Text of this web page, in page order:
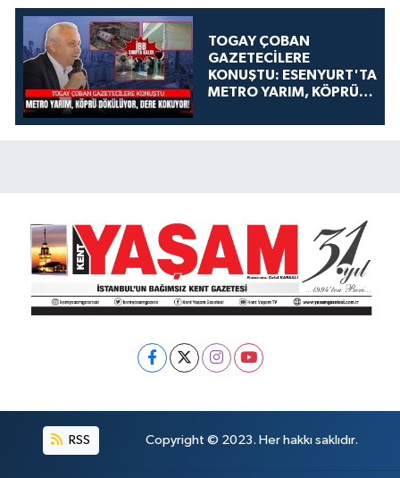
TOGAY ÇOBAN
GAZETECİLERE
KONUŞTU: ESENYURT'TA
METRO YARIM, KÖPRÜ
KOKUYOR!
RSS Copyright © 2023. Her hakkı saklıdır.